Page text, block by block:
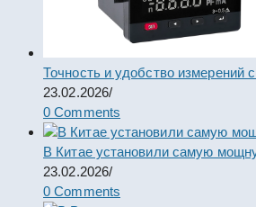
Точность и удобство измерений
23.02.2026/
0 Comments
В Китае установили самую
23.02.2026/
0 Comments